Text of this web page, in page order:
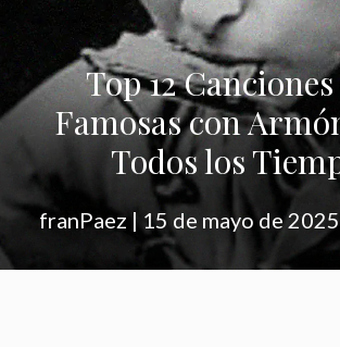
Top 12
Famosas con
Todos los
franPaez| 15 de mayo de 2025